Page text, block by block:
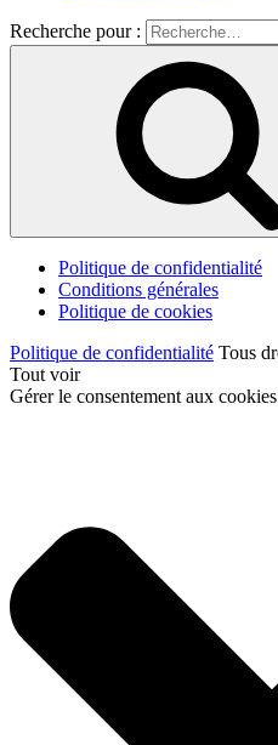
Recherche pour :
Politique de confidentialité
Conditions générales
Politique de cookies
Politique de confidentialité Tous
Tout voir
Gérer le consentement aux cookies